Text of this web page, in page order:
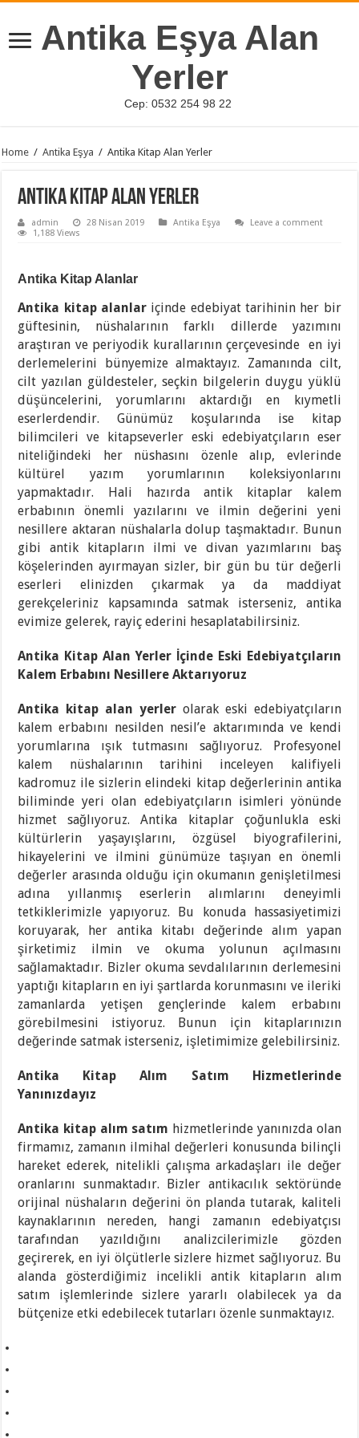
Antika Eşya Alan
Yerler
Cep: 0532 254 98 22
Home / Antika Eşya / Antika Kitap Alan Yerler
Antika Kitap Alan Yerler
admin 28 Nisan 2019 Antika Eşya
Leave a comment
1,188 Views
Antika Kitap Alanlar
Antika kitap alanlariçinde edebiyat tarihinin her bir
güftesinin, nüshalarının farklı dillerde yazımını
araştıran ve periyodik kurallarının çerçevesinde en iyi
derlemelerini bünyemize almaktayız. Zamanında cilt,
cilt yazılan güldesteler, seçkin bilgelerin duygu yüklü
düşüncelerini, yorumlarını aktardığı en kıymetli
eserlerdendir. Günümüz koşularında ise kitap
bilimcileri ve kitapseverler eski edebiyatçıların eser
niteliğindeki her nüshasını özenle alıp, evlerinde
kültürel yazım yorumlarının koleksiyonlarını
yapmaktadır. Hali hazırda antik kitaplar kalem
erbabının önemli yazılarını ve ilmin değerini yeni
nesillere aktaran nüshalarla dolup taşmaktadır. Bunun
gibi antik kitapların ilmi ve divan yazımlarını baş
köşelerinden ayırmayan sizler, bir gün bu tür değerli
eserleri elinizden çıkarmak ya da maddiyat
gerekçeleriniz kapsamında satmak isterseniz, antika
evimize gelerek, rayiç ederini hesaplatabilirsiniz.
Antika Kitap Alan Yerler İçinde Eski Edebiyatçıların
Kalem Erbabını Nesillere Aktarıyoruz
Antika kitap alan yerler olarak eski edebiyatçıların
kalem erbabını nesilden nesil’e aktarımında ve kendi
yorumlarına ışık tutmasını sağlıyoruz. Profesyonel
kalem nüshalarının tarihini inceleyen kalifiyeli
kadromuz ile sizlerin elindeki kitap değerlerinin antika
biliminde yeri olan edebiyatçıların isimleri yönünde
hizmet sağlıyoruz. Antika kitaplar çoğunlukla eski
kültürlerin yaşayışlarını, özgüsel biyografilerini,
hikayelerini ve ilmini günümüze taşıyan en önemli
değerler arasında olduğu için okumanın genişletilmesi
adına yıllanmış eserlerin alımlarını deneyimli
tetkiklerimizle yapıyoruz. Bu konuda hassasiyetimizi
koruyarak, her antika kitabı değerinde alım yapan
şirketimiz ilmin ve okuma yolunun açılmasını
sağlamaktadır. Bizler okuma sevdalılarının derlemesini
yaptığı kitapların en iyi şartlarda korunmasını ve ileriki
zamanlarda yetişen gençlerinde kalem erbabını
görebilmesini istiyoruz. Bunun için kitaplarınızın
değerinde satmak isterseniz, işletimimize gelebilirsiniz.
Antika Kitap Alım Satım Hizmetlerinde
Yanınızdayız
Antika kitap alım satım hizmetlerinde yanınızda olan
firmamız, zamanın ilmihal değerleri konusunda bilinçli
hareket ederek, nitelikli çalışma arkadaşları ile değer
oranlarını sunmaktadır. Bizler antikacılık sektöründe
orijinal nüshaların değerini ön planda tutarak, kaliteli
kaynaklarının nereden, hangi zamanın edebiyatçısı
tarafından yazıldığını analizcilerimizle gözden
geçirerek, en iyi ölçütlerle sizlere hizmet sağlıyoruz. Bu
alanda gösterdiğimiz incelikli antik kitapların alım
satım işlemlerinde sizlere yararlı olabilecek ya da
bütçenize etki edebilecek tutarları özenle sunmaktayız.